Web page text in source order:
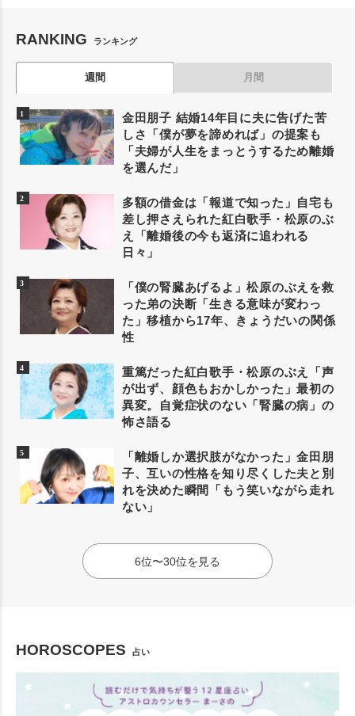
RANKING ランキング
週間 月間
金田朋子 結婚14年目に夫に告げた苦
しさ「僕が夢を諦めれば」の提案も
「夫婦が人生をまっとうするため離婚
を選んだ」
多額の借金は「報道で知った」自宅も
差し押さえられた紅白歌手・松原のぶ
え「離婚後の今も返済に追われる
日々」
「僕の腎臓あげるよ」松原のぶえを救
った弟の決断「生きる意味が変わっ
た」移植から17年、きょうだいの関係
性
重篤だった紅白歌手・松原のぶえ「声
が出ず、顔色もおかしかった」最初の
異変。自覚症状のない「腎臓の病」の
怖さ語る
「離婚しか選択肢がなかった」金田朋
子、互いの性格を知り尽くした夫と別
れを決めた瞬間「もう笑いながら走れ
ない」
6位〜30位を見る
HOROSCOPES 占い